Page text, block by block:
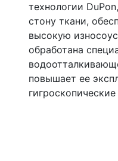
технологии
стону ткани,
высокую
обработана
повышает ее